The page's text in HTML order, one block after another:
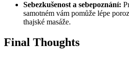
Sebezkušenost a sebepoznání:
samotném vám pomůže lépe
thajské masáže.
Final Thoughts